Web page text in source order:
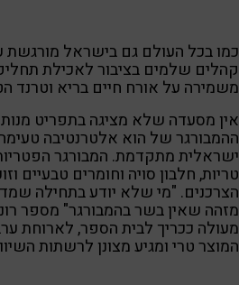
כמו בכל העולם גם בישראל
קהלים שלמים בציבור לאכילת
משמירה על אורח חיים בריא וטרנד
אין מסעדה שלא מציגה בתפריט
ההמבורגר של הוא אלטרנטיבה
טריות, חלבון סויה וחומרים טבעיים
הצרכנים. "מי שלא יודע בתחילה
מזהה שאין בשר בהמבורגר" מספר
מעולה ככריך לבית הספר, לארוחת
המוצר טרי ומגיע מצונן לרשתות